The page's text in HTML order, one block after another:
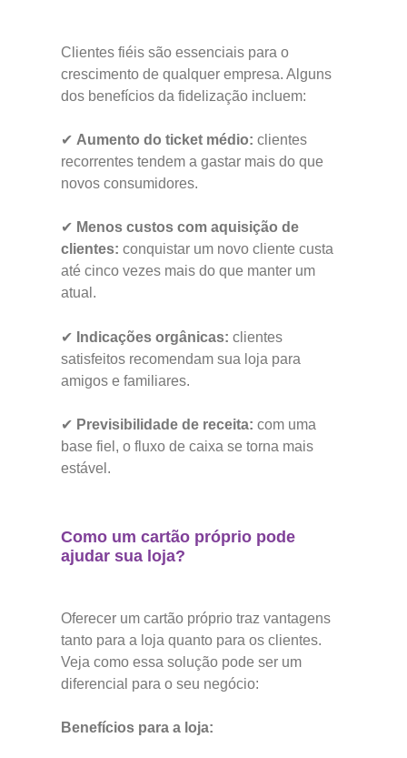
Clientes fiéis são essenciais para o
crescimento de qualquer empresa. Alguns
dos benefícios da fidelização incluem:
✔ Aumento do ticket médio: clientes
recorrentes tendem a gastar mais do que
novos consumidores.
✔ Menos custos com aquisição de
clientes: conquistar um novo cliente custa
até cinco vezes mais do que manter um
atual.
✔ Indicações orgânicas: clientes
satisfeitos recomendam sua loja para
amigos e familiares.
✔ Previsibilidade de receita: com uma
base fiel, o fluxo de caixa se torna mais
estável.
Como um cartão próprio pode
ajudar sua loja?
Oferecer um cartão próprio traz vantagens
tanto para a loja quanto para os clientes.
Veja como essa solução pode ser um
diferencial para o seu negócio:
Benefícios para a loja: